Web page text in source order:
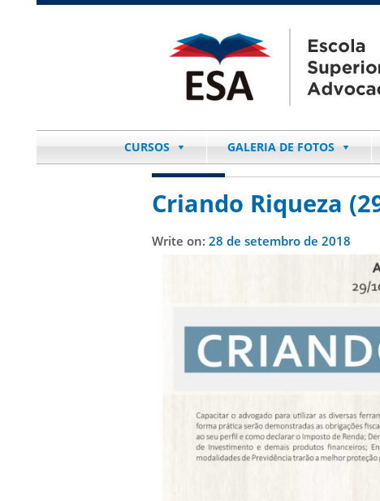
CURSOS GALERIA DE FOTOS
Criando Riqueza
Write on: 28 de setembro de 2018